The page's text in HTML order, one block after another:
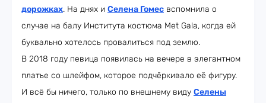
дорожках. На днях и Селена Гомес вспомнила о
случае на балу Института костюма Met Gala, когда ей
буквально хотелось провалиться под землю.
В 2018 году певица появилась на вечере в элегантном
платье со шлейфом, которое подчёркивало её фигуру.
И всё бы ничего, только по внешнему виду Селены